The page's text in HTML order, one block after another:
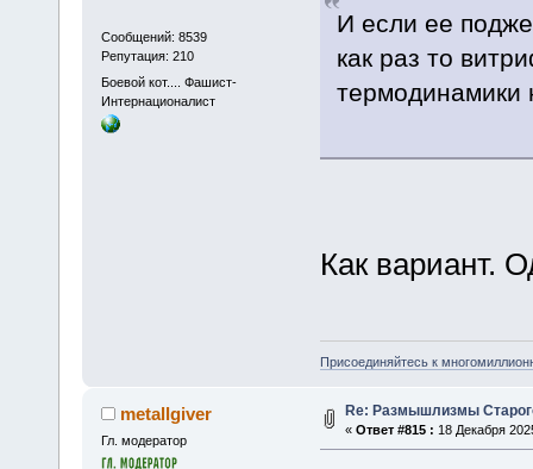
Сообщений: 8539
Репутация: 210
Боевой кот.... Фашист-
Интернационалист
И если ее
как раз то
Как вариант.
Присоединяйтесь к
metallgiver
Гл. модератор
Re: Размышлизмы
« Ответ #815 : 18 Декабря